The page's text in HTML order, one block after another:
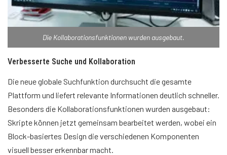
Die Kollaborationsfunktionen wurden ausgebaut.
Verbesserte Suche und Kollaboration
Die neue globale Suchfunktion durchsucht die gesamte
Plattform und liefert relevante Informationen deutlich schneller.
Besonders die Kollaborationsfunktionen wurden ausgebaut:
Skripte können jetzt gemeinsam bearbeitet werden, wobei ein
Block-basiertes Design die verschiedenen Komponenten
visuell besser erkennbar macht.